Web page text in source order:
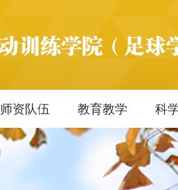
师资队伍 教育教学 科